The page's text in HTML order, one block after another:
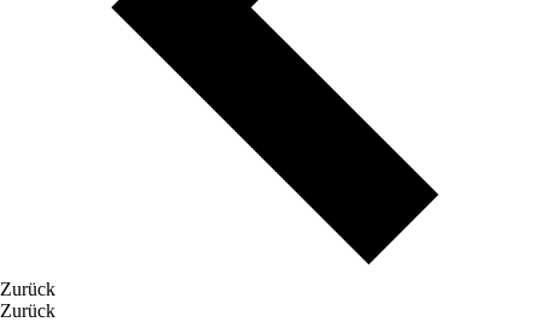
Zurück
Zurück